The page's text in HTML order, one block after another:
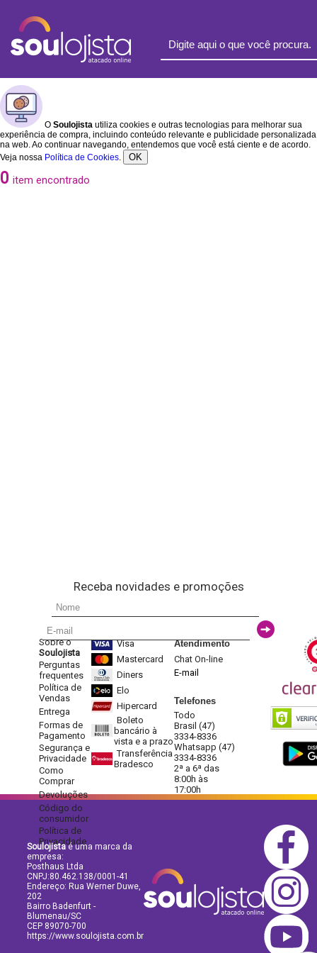
O Soulojista utiliza cookies e outras tecnologias para melhorar sua
experiência de compra, incluindo conteúdo relevante e publicidade personalizada
na web. Ao continuar navegando, entendemos que você está ciente e de acordo.
Veja nossa Política de Cookies. OK
0 item encontrado
Receba novidades e promoções
Sobre o
Soulojista
Perguntas
frequentes
Política de
Vendas
Entrega
Formas de
Pagamento
Segurança e
Privacidade
Como
Comprar
Devoluções
Código do
consumidor
Política de
Privacidade
Visa
Mastercard
Diners
Elo
Hipercard
Boleto
bancário à
vista e a prazo
Transferência
Bradesco
Atendimento
Chat On-line
E-mail
Telefones
Todo
Brasil (47)
3334-8336
Whatsapp (47)
3334-8336
2ª a 6ª das
8:00h às
17:00h
Soulojistaé uma marca da
empresa:
Posthaus Ltda
CNPJ:80.462.138/0001-41
Endereço: Rua Werner Duwe,
202
Bairro Badenfurt -
Blumenau/SC
CEP 89070-700
https://www.soulojista.com.br